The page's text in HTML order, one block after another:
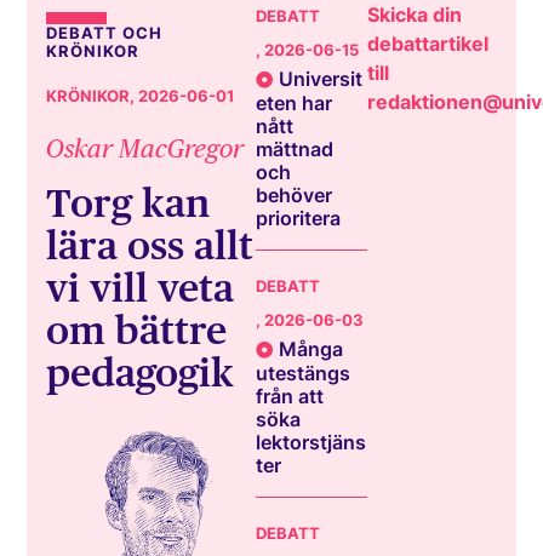
DEBATT OCH
KRÖNIKOR
KRÖNIKOR, 2026-06-01
Oskar MacGregor
Torg kan
lära oss allt
vi vill veta
om bättre
pedagogik
DEBATT
, 2026-06-15
Universit
eten har
nått
mättnad
och
behöver
prioritera
DEBATT
, 2026-06-03
Många
utestängs
från att
söka
lektorstjäns
ter
DEBATT
Skicka din
debattartikel
till